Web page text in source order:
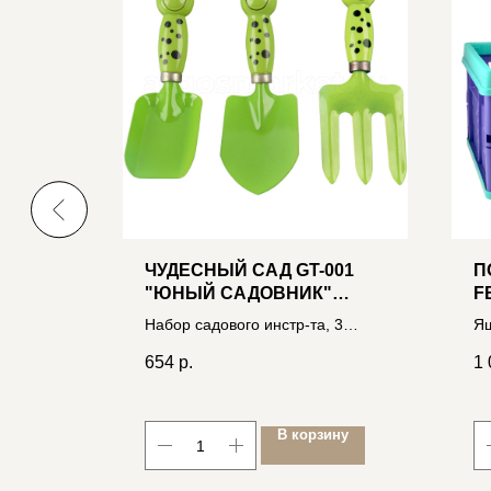
ЧУДЕСНЫЙ САД GT-001
"ЮНЫЙ САДОВНИК"
ЗЕЛЕНЫЙ
Набор садового инстр-та, 3
654 р.
В корзину
1